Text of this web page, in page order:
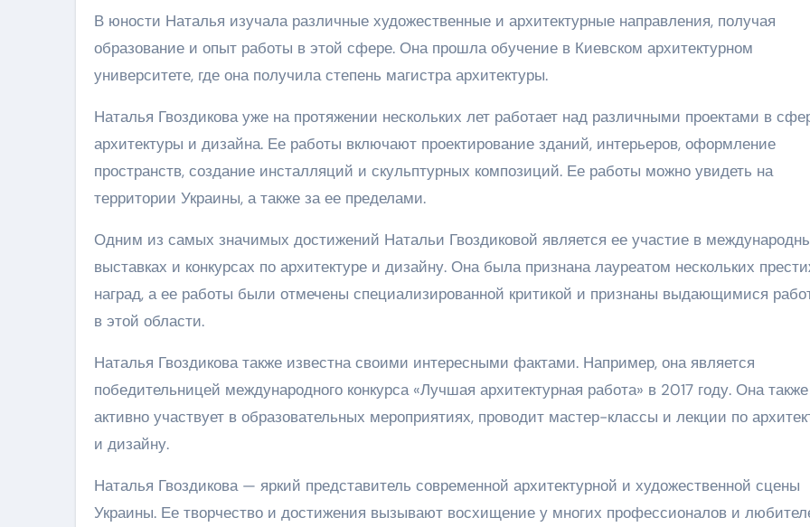
В юности Наталья изучала различные художественные и архитектурные направления, получая
образование и опыт работы в этой сфере. Она прошла обучение в Киевском архитектурном
университете, где она получила степень магистра архитектуры.
Наталья Гвоздикова уже на протяжении нескольких лет работает над различными проектами в
архитектуры и дизайна. Ее работы включают проектирование зданий, интерьеров, оформление
пространств, создание инсталляций и скульптурных композиций. Ее работы можно увидеть на
территории Украины, а также за ее пределами.
Одним из самых значимых достижений Натальи Гвоздиковой является ее участие в
выставках и конкурсах по архитектуре и дизайну. Она была признана лауреатом нескольких
наград, а ее работы были отмечены специализированной критикой и признаны выдающимися
в этой области.
Наталья Гвоздикова также известна своими интересными фактами. Например, она является
победительницей международного конкурса «Лучшая архитектурная работа» в 2017 году. Она также
активно участвует в образовательных мероприятиях, проводит мастер-классы и лекции по
и дизайну.
Наталья Гвоздикова — яркий представитель современной архитектурной и художественной сцены
Украины. Ее творчество и достижения вызывают восхищение у многих профессионалов и